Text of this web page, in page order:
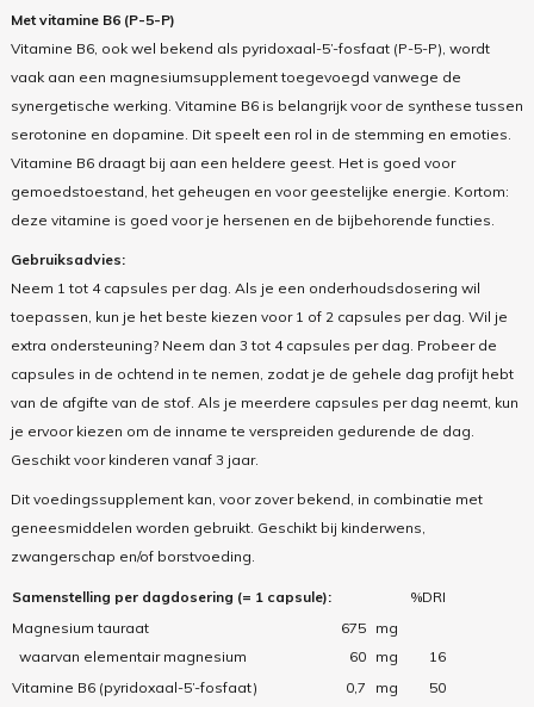
Met vitamine B6 (P-5-P)
Vitamine B6, ook wel bekend als pyridoxaal-5’-fosfaat (P-5-P), wordt
vaak aan een magnesiumsupplement toegevoegd vanwege de
synergetische werking. Vitamine B6 is belangrijk voor de synthese tussen
serotonine en dopamine. Dit speelt een rol in de stemming en emoties.
Vitamine B6 draagt bij aan een heldere geest. Het is goed voor
gemoedstoestand, het geheugen en voor geestelijke energie. Kortom:
deze vitamine is goed voor je hersenen en de bijbehorende functies.
Gebruiksadvies:
Neem 1 tot 4 capsules per dag. Als je een onderhoudsdosering wil
toepassen, kun je het beste kiezen voor 1 of 2 capsules per dag. Wil je
extra ondersteuning? Neem dan 3 tot 4 capsules per dag. Probeer de
capsules in de ochtend in te nemen, zodat je de gehele dag profijt hebt
van de afgifte van de stof. Als je meerdere capsules per dag neemt, kun
je ervoor kiezen om de inname te verspreiden gedurende de dag.
Geschikt voor kinderen vanaf 3 jaar.
Dit voedingssupplement kan, voor zover bekend, in combinatie met
geneesmiddelen worden gebruikt. Geschikt bij kinderwens,
zwangerschap en/of borstvoeding.
Samenstelling per dagdosering (= 1 capsule):
%DRI
Magnesium tauraat
waarvan elementair magnesium
675
60
mg
mg
16
Vitamine B6 (pyridoxaal-5’-fosfaat)
0,7 mg 50